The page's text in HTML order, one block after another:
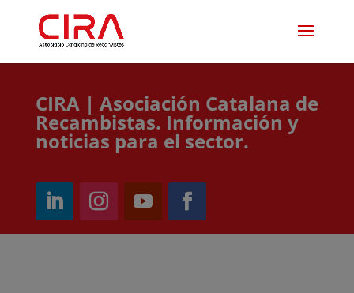
CIRA | Asociación Catalana de
Recambistas. Información y
noticias para el sector.